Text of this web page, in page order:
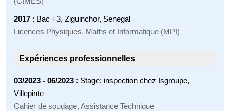
2017 : Bac +3, Ziguinchor, Senegal
Licences Physiques, Maths et Informatique (MPI)
Expériences professionnelles
03/2023 - 06/2023 : Stage: inspection chez Isgroupe,
Villepinte
Cahier de soudage, Assistance Technique